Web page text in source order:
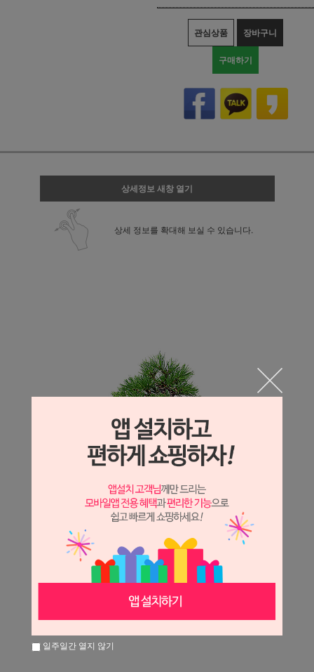
관심상품 장바구니
구매하기
상세정보 새창 열기
상세 정보를 확대해 보실 수 있습니다.
일주일간 열지 않기